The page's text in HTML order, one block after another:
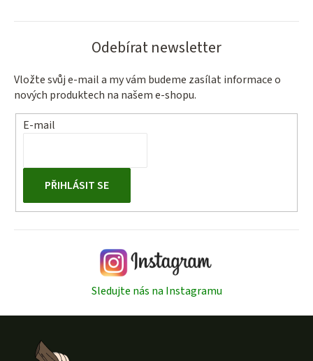
Odebírat newsletter
Vložte svůj e-mail a my vám budeme zasílat informace o
nových produktech na našem e-shopu.
E-mail
PŘIHLÁSIT SE
Sledujte nás na Instagramu